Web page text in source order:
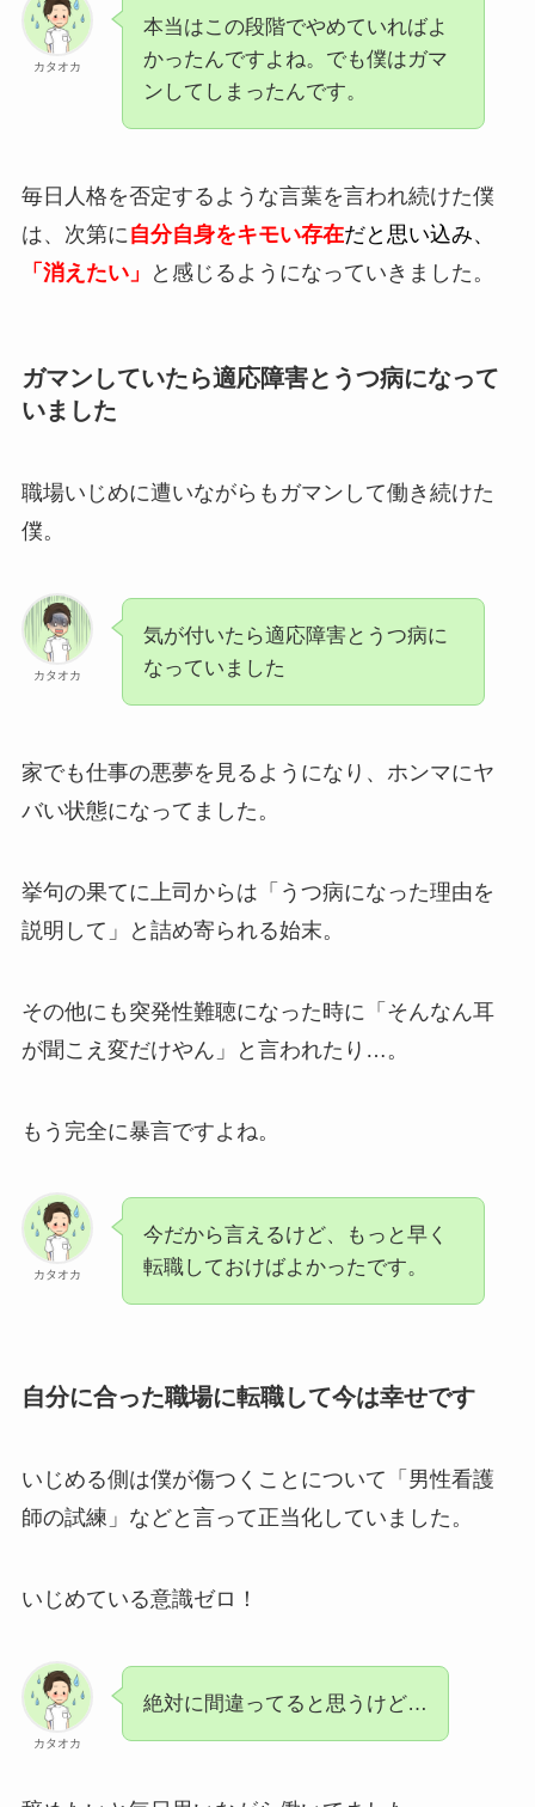
カタオカ
本当はこの段階でやめていればよ
かったんですよね。でも僕はガマ
ンしてしまったんです。
毎日人格を否定するような言葉を言われ続けた僕
は、次第に 自分自身をキモい存在だと思い込み、
「消えたい」
と感じるようになっていきました。
ガマンしていたら適応障害とうつ病になって
いました
職場いじめに遭いながらもガマンして働き続けた
僕。
カタオカ
気が付いたら適応障害とうつ病に
なっていました
家でも仕事の悪夢を見るようになり、ホンマにヤ
バい状態になってました。
挙句の果てに上司からは「うつ病になった理由を
説明して」と詰め寄られる始末。
その他にも突発性難聴になった時に「そんなん耳
が聞こえ変だけやん」と言われたり…。
もう完全に暴言ですよね。
カタオカ
今だから言えるけど、もっと早く
転職しておけばよかったです。
自分に合った職場に転職して今は幸せです
いじめる側は僕が傷つくことについて「男性看護
師の試練」などと言って正当化していました。
いじめている意識ゼロ！
カタオカ
絶対に間違ってると思うけど…